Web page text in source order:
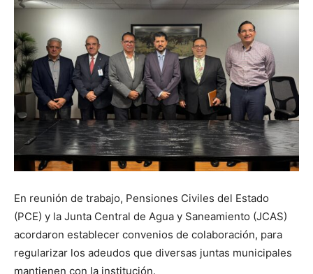
En reunión de trabajo, Pensiones Civiles del Estado
(PCE) y la Junta Central de Agua y Saneamiento (JCAS)
acordaron establecer convenios de colaboración, para
regularizar los adeudos que diversas juntas municipales
mantienen con la institución.